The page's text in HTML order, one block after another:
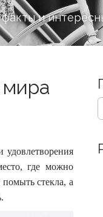
и
мира
где можно
стекла, а
S
e
c